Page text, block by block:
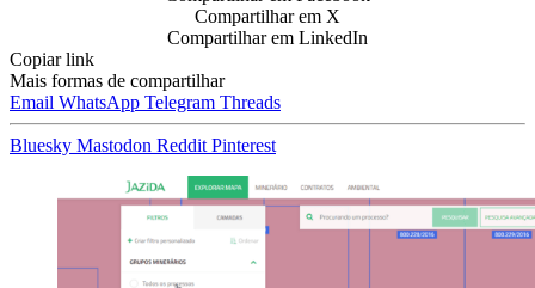
Compartilhar em X
Compartilhar em LinkedIn
Copiar link
Mais formas de compartilhar
Email WhatsApp Telegram Threads
Bluesky Mastodon Reddit Pinterest